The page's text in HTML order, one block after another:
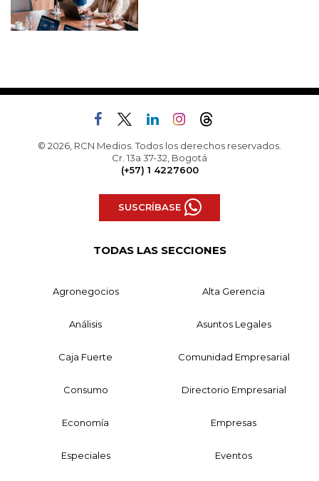
© 2026, RCN Medios. Todos los derechos reservados.
Cr. 13a 37-32, Bogotá
(+57) 1 4227600
SUSCRÍBASE
TODAS LAS SECCIONES
Agronegocios Alta Gerencia
Análisis Asuntos Legales
Caja Fuerte Comunidad Empresarial
Consumo Directorio Empresarial
Economía Empresas
Especiales Eventos